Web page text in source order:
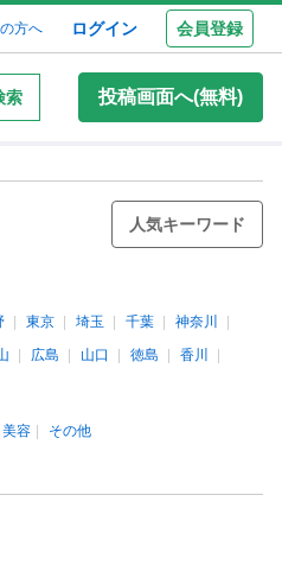
方へ ログイン 会員登録
索 投稿画面へ(無料)
人気キーワード
東京 埼玉 千葉
神奈川
広島 山口 徳島
香川
美容 その他